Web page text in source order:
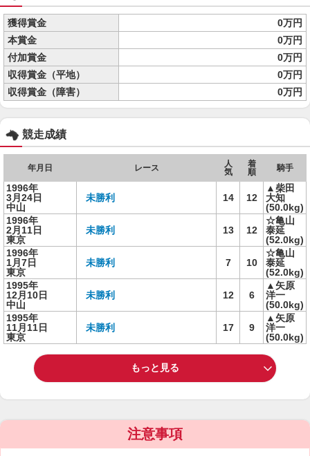
獲得賞金
0万円
本賞金
0万円
付加賞金
0万円
収得賞金（平地）
0万円
収得賞金（障害）
0万円
競走成績
年月日 レース
人
気
着
順
騎手
1996年
3月24日
中山
未勝利 14 12
▲柴田
大知
(50.0kg)
1996年
2月11日
東京
未勝利 13 12
☆亀山
泰延
(52.0kg)
1996年
1月7日
東京
未勝利 7 10
☆亀山
泰延
(52.0kg)
1995年
12月10日
中山
未勝利 12 6
▲矢原
洋一
(50.0kg)
1995年
11月11日
東京
未勝利 17 9
▲矢原
洋一
(50.0kg)
もっと見る
注意事項